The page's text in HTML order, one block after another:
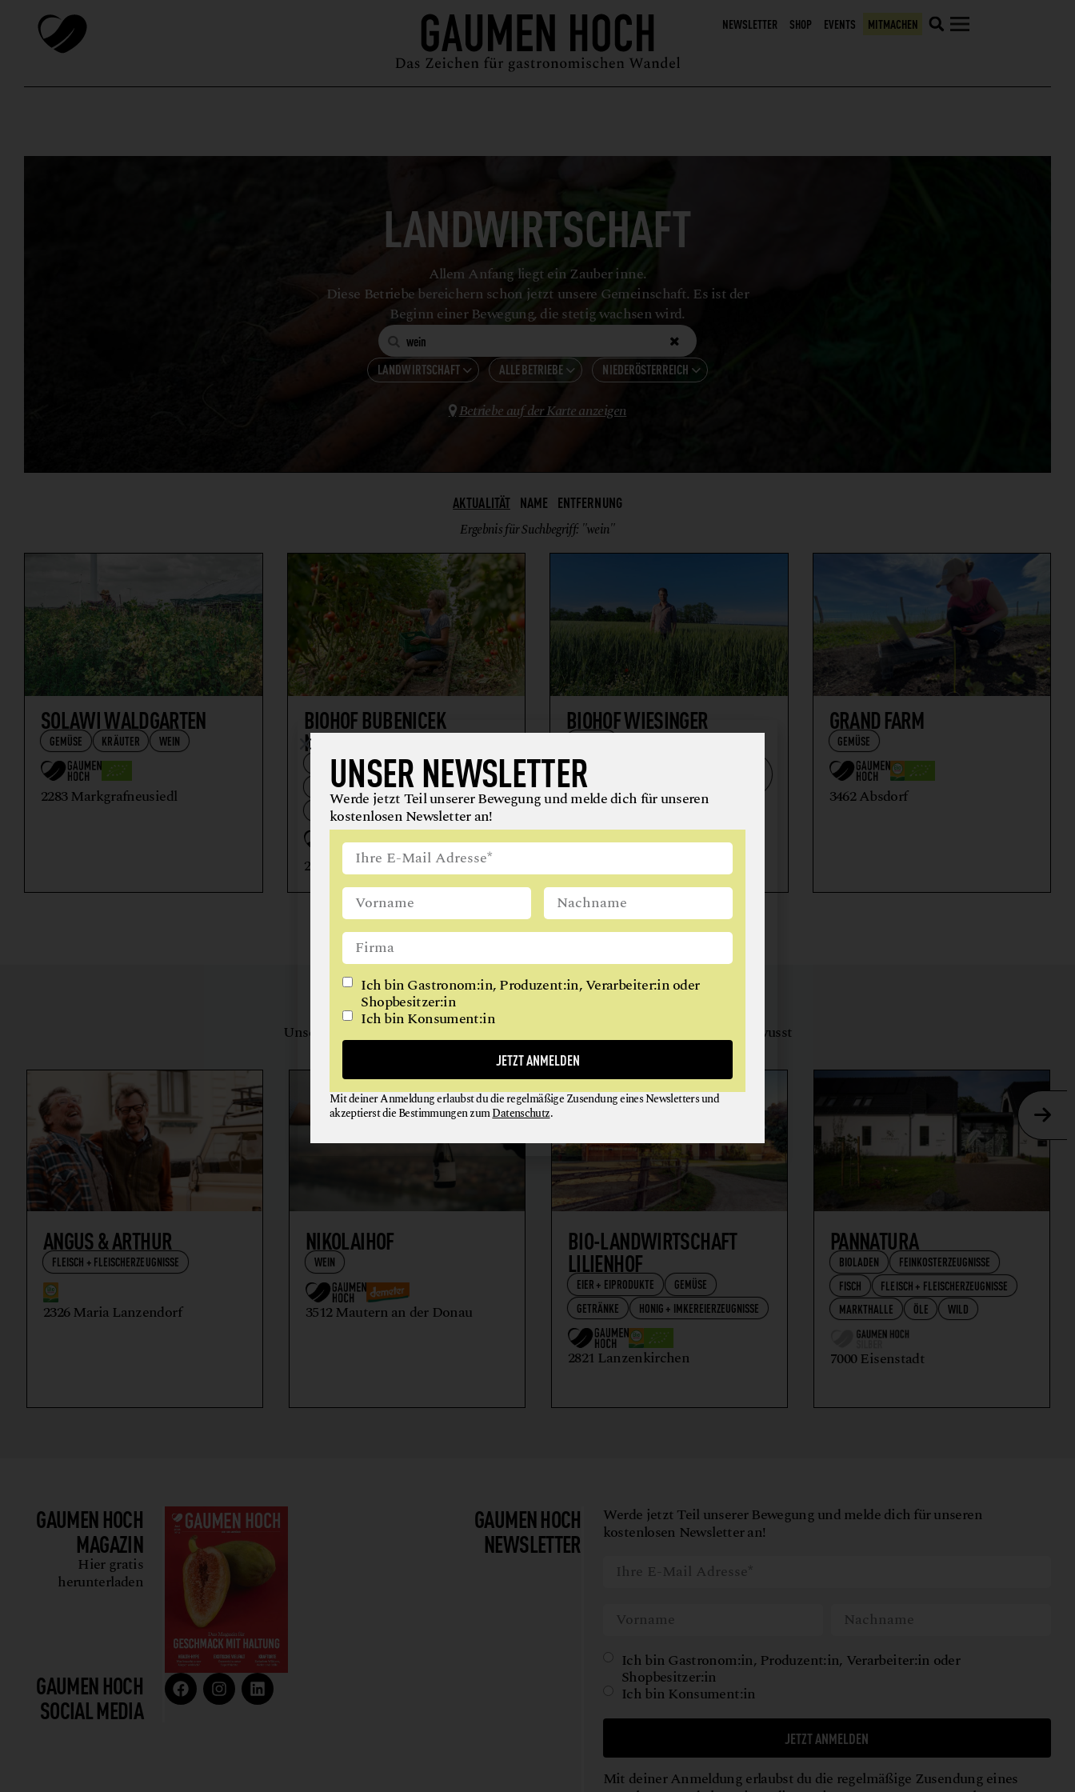
NEWSLETTER SHOP EVENTS MITMACHEN
MAGAZIN GUIDE PODCAST ÜBER UNS SYMPOSIUM
LANDWIRTSCHAFT
Allem Anfang liegt ein Zauber inne.
Diese Betriebe bereichern schon jetzt unsere Gemeinschaft. Es ist der
Beginn einer Bewegung, die stetig wachsen wird.


LANDWIRTSCHAFT  ALLE BETRIEBE  NIEDERÖSTERREICH 
ALLE KATEGORIEN
SHOPS UND VERARBEITUNG
LANDWIRTSCHAFT
WEINBAU
ALLE ANZEIGEN
GEMÜSE
GETRÄNKE
GETREIDE, GETREIDEERZEUGNISSE + KARTOFFELN
HONIG + IMKEREIERZEUGNISSE
KRÄUTER
WEIN
NIEDERÖSTERREICH
 Betriebe auf der Karte anzeigen
AKTUALITÄT NAME ENTFERNUNG
Ergebnis für Suchbegriff: "wein"
SOLAWI WALDGARTEN
GEMÜSE KRÄUTER WEIN
2283 Markgrafneusiedl
BIOHOF BUBENICEK
MEIBERGER
FEINKOSTERZEUGNISSE
GEMÜSE
GETRÄNKE
HONIG + IMKEREIERZEUGNISSE
WEIN
2295 Zwerndorf
BIOHOF WIESINGER
GETREIDE, GETREIDEERZEUGNISSE +
KARTOFFELN
2191 Gaweinstal
GRAND FARM
GEMÜSE
3462 Absdorf
NEU BEIGAUMEN HOCH
Unsere Bewegung wächst: Um Menschen, die Lebensmittel verantwortungsbewusst
herstellen oder verarbeiten. Und uns inspirieren, uns gesünder zu ernähren.
ANGUS & ARTHUR
FLEISCH + FLEISCHERZEUGNISSE
2326 Maria Lanzendorf
NIKOLAIHOF
WEIN
3512 Mautern an der Donau
BIO-LANDWIRTSCHAFT
LILIENHOF
EIER + EIPRODUKTE
GEMÜSE
GETRÄNKE
HONIG + IMKEREIERZEUGNISSE
2821 Lanzenkirchen
PANNATURA
BIOLADEN
FEINKOSTERZEUGNISSE
FISCH
FLEISCH + FLEISCHERZEUGNISSE
MARKTHALLE
ÖLE WILD
7000 Eisenstadt
GAUMEN HOCH
MAGAZIN
Hier gratis
herunterladen
GAUMEN HOCH
SOCIAL MEDIA
GAUMEN HOCH
NEWSLETTER
Werde jetzt Teil unserer Bewegung und melde dich für unseren
kostenlosen Newsletter an!
Ich bin Gastronom:in, Produzent:in, Verarbeiter:in oder
Shopbesitzer:in
Ich bin Konsument:in
JETZT ANMELDEN
Mit deiner Anmeldung erlaubst du die regelmäßige Zusendung eines
UNSER NEWSLETTER
Werde jetzt Teil unserer Bewegung und melde dich für unseren
kostenlosen Newsletter an!
Ich bin Gastronom:in, Produzent:in, Verarbeiter:in oder
Shopbesitzer:in
Ich bin Konsument:in
JETZT ANMELDEN
Mit deiner Anmeldung erlaubst du die regelmäßige Zusendung eines Newsletters und
akzeptierst die Bestimmungen zumDatenschutz.